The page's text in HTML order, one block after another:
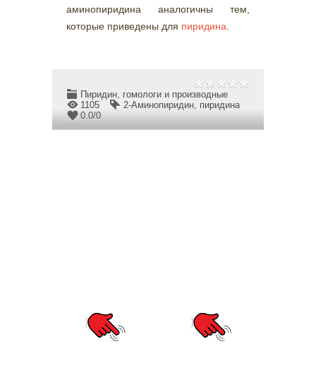
аминопиридина аналогичны тем,
которые приведены для пиридина
Пиридин, гомологи и производные
1105
2-Аминопиридин, пиридина
0.0/0